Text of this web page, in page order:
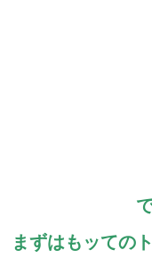
まずはもッての